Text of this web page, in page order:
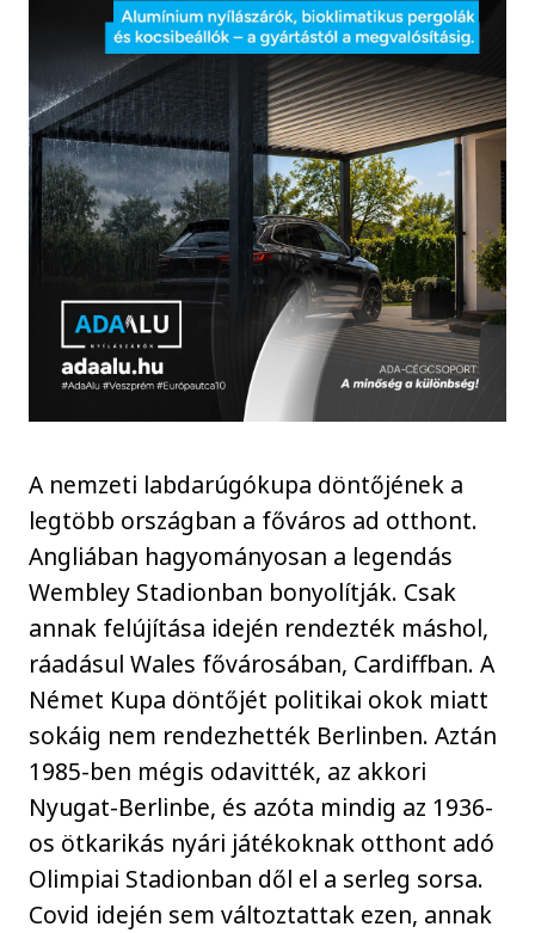
A nemzeti labdarúgókupa döntőjének a
legtöbb országban a főváros ad otthont.
Angliában hagyományosan a legendás
Wembley Stadionban bonyolítják. Csak
annak felújítása idején rendezték máshol,
ráadásul Wales fővárosában, Cardiffban. A
Német Kupa döntőjét politikai okok miatt
sokáig nem rendezhették Berlinben. Aztán
1985-ben mégis odavitték, az akkori
Nyugat-Berlinbe, és azóta mindig az 1936-
os ötkarikás nyári játékoknak otthont adó
Olimpiai Stadionban dől el a serleg sorsa.
Covid idején sem változtattak ezen, annak